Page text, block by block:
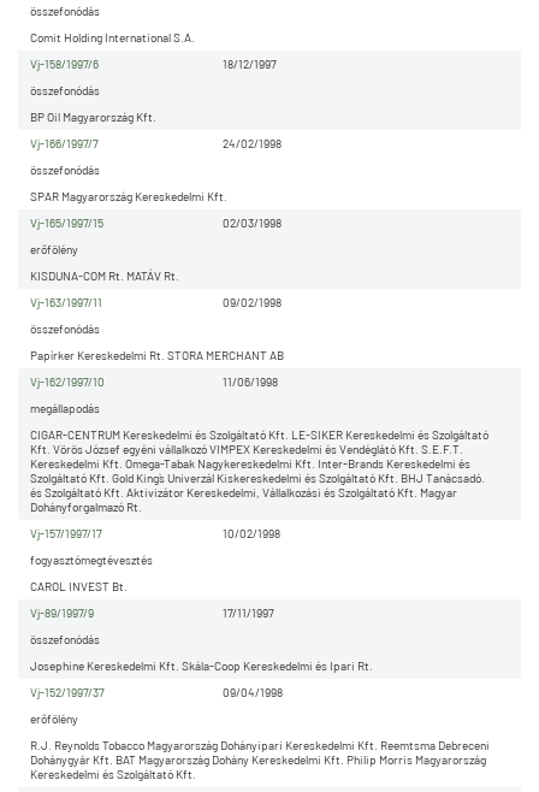
Comit Holding International S.A.
összefonódás
18/12/1997
Vj-158/1997/6
BP Oil Magyarország Kft.
összefonódás
24/02/1998
Vj-166/1997/7
SPAR Magyarország Kereskedelmi Kft.
összefonódás
02/03/1998
Vj-165/1997/15
KISDUNA-COM Rt. MATÁV Rt.
erőfölény
09/02/1998
Vj-163/1997/11
Papírker Kereskedelmi Rt. STORA MERCHANT AB
összefonódás
11/06/1998
Vj-162/1997/10
CIGAR-CENTRUM Kereskedelmi és Szolgáltató Kft. LE-SIKER Kereskedelmi és Szolgáltató
Kft. Vörös József egyéni vállalkozó VIMPEX Kereskedelmi és Vendéglátó Kft. S.E.F.T.
Kereskedelmi Kft. Omega-Tabak Nagykereskedelmi Kft. Inter-Brands Kereskedelmi és
Szolgáltató Kft. Gold King`s Univerzál Kiskereskedelmi és Szolgáltató Kft. BHJ Tanácsadó.
és Szolgáltató Kft. Aktivizátor Kereskedelmi, Vállalkozási és Szolgáltató Kft. Magyar
Dohányforgalmazó Rt.
megállapodás
10/02/1998
Vj-157/1997/17
CAROL INVEST Bt.
fogyasztómegtévesztés
17/11/1997
Vj-89/1997/9
Josephine Kereskedelmi Kft. Skála-Coop Kereskedelmi és Ipari Rt.
összefonódás
09/04/1998
Vj-152/1997/37
R.J. Reynolds Tobacco Magyarország Dohányipari Kereskedelmi Kft. Reemtsma Debreceni
Dohánygyár Kft. BAT Magyarország Dohány Kereskedelmi Kft. Philip Morris Magyarország
Kereskedelmi és Szolgáltató Kft.
erőfölény